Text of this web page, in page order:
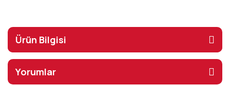
Ürün Bilgisi
Yorumlar